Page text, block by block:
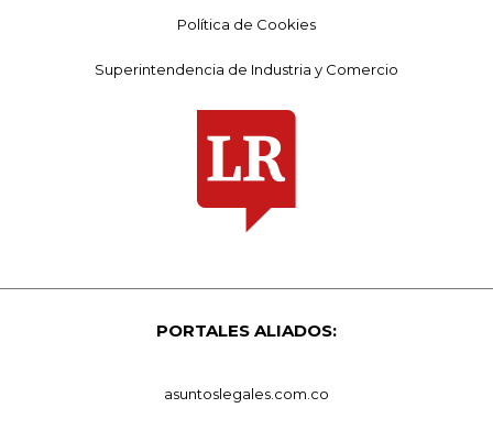
Política de Cookies
Superintendencia de Industria y Comercio
PORTALES ALIADOS:
asuntoslegales.com.co